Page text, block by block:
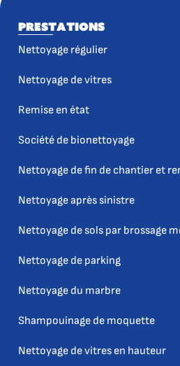
Prestations
Nettoyage régulier
Nettoyage de vitres
Remise en état
Société de bionettoyage
Nettoyage de fin de chantier et
Nettoyage après sinistre
Nettoyage de sols par brossage
Nettoyage de parking
Nettoyage du marbre
Shampouinage de moquette
Nettoyage de vitres en hauteur